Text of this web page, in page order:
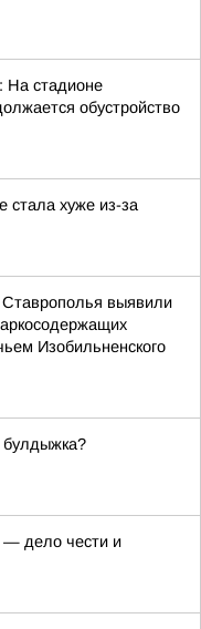
На стадионе
обустройство
стала хуже из-за
выявили
Изобильненского
булдыжка?
— дело чести и